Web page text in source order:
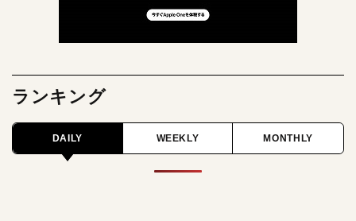
ランキング
DAILY WEEKLY MONTHLY